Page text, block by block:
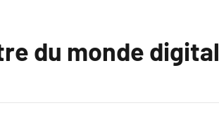
du monde digital